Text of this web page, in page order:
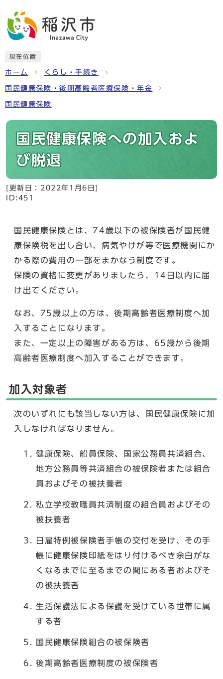
現在位置
ホーム くらし・手続き
国民健康保険・後期高齢者医療保険・年金
国民健康保険
国民健康保険への加入およ
び脱退
[更新日： 2022年1月6日
ID:451
国民健康保険とは、74歳以下の被保険者が国民健
康保険税を出し合い、病気やけが等で医療機関にか
かる際の費用の一部をまかなう制度です。
保険の資格に変更がありましたら、14日以内に届
け出てください。
なお、75歳以上の方は、後期高齢者医療制度へ加
入することになります。
また、一定以上の障害がある方は、65歳から後期
高齢者医療制度へ加入することができます。
加入対象者
次のいずれにも該当しない方は、国民健康保険に加
入しなければなりません。
健康保険、船員保険、国家公務員共済組合、
地方公務員等共済組合の被保険者または組合
員およびその被扶養者
私立学校教職員共済制度の組合員およびその
被扶養者
日雇特例被保険者手帳の交付を受け、その手
帳に健康保険印紙をはり付けるべき余白がな
くなるまでに至るまでの間にある者およびそ
の被扶養者
生活保護法による保護を受けている世帯に属
する者
国民健康保険組合の被保険者
後期高齢者医療制度の被保険者